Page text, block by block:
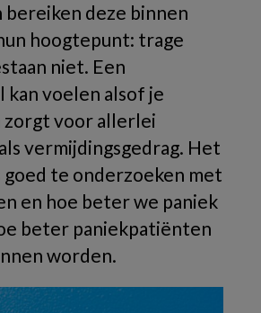
bereiken deze binnen
hoogtepunt: trage
niet. Een
kan voelen alsof je
zorgt voor allerlei
vermijdingsgedrag. Het
goed te onderzoeken met
en hoe beter we paniek
beter paniekpatiënten
worden.